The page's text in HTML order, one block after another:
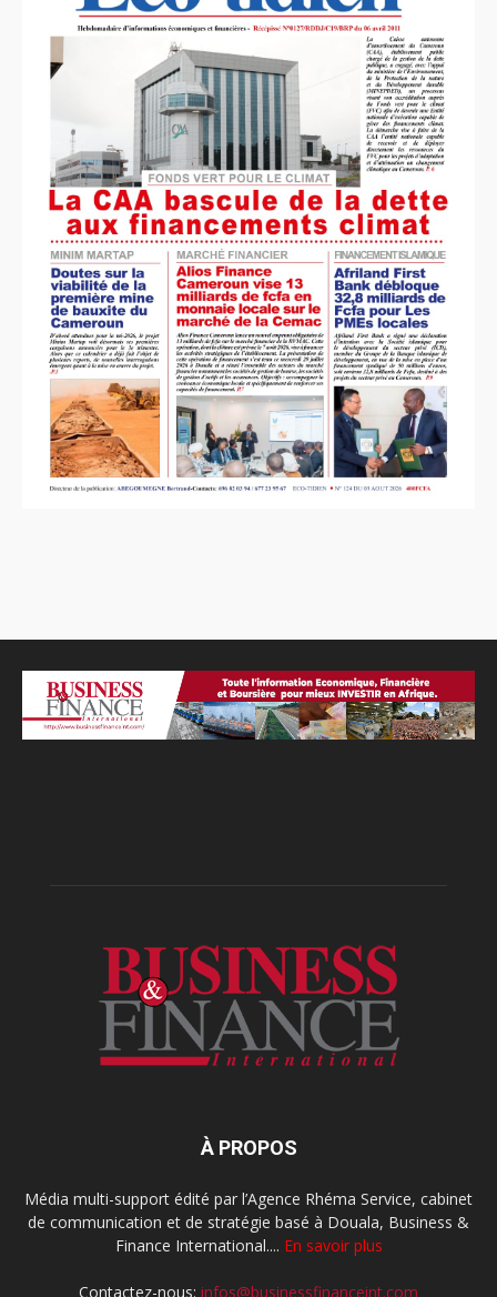
À PROPOS
Média multi-support édité par l’Agence Rhéma Service, cabinet
de communication et de stratégie basé à Douala, Business &
Finance International.... En savoir plus
Contactez-nous: infos@businessfinanceint.com